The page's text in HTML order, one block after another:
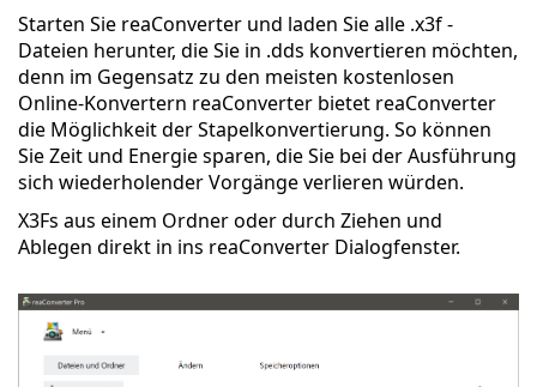
Starten Sie reaConverter und laden Sie alle .x3f -
Dateien herunter, die Sie in .dds konvertieren möchten,
denn im Gegensatz zu den meisten kostenlosen
Online-Konvertern reaConverter bietet reaConverter
die Möglichkeit der Stapelkonvertierung. So können
Sie Zeit und Energie sparen, die Sie bei der Ausführung
sich wiederholender Vorgänge verlieren würden.
X3Fs aus einem Ordner oder durch Ziehen und
Ablegen direkt in ins reaConverter Dialogfenster.